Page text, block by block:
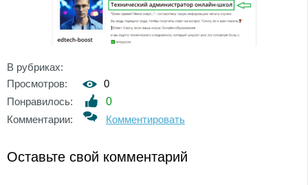
В рубриках:
Просмотров:
0
Понравилось:
0
Комментарии:
Комментировать
Оставьте свой комментарий